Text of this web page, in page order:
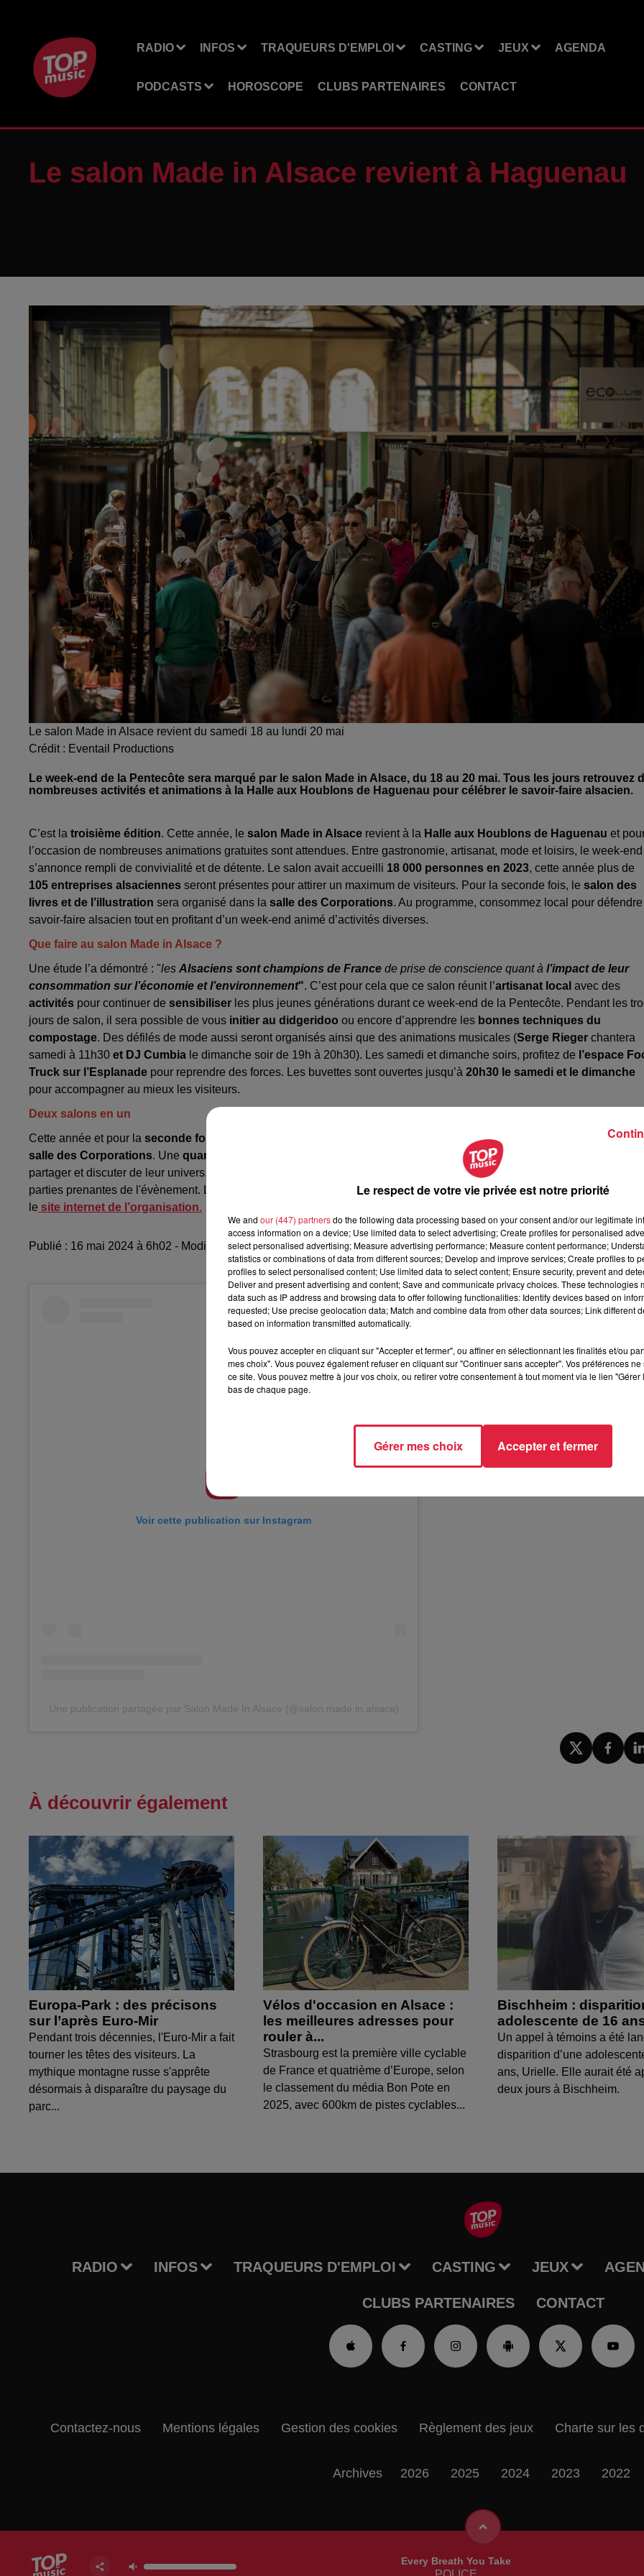
RADIO INFOS TRAQUEURS D'EMPLOI CASTING JEUX AGENDA
PODCASTS HOROSCOPE CLUBS PARTENAIRES CONTACT
Le salon Made in Alsace revient à Haguenau
Le salon Made in Alsace revient du samedi 18 au lundi 20 mai
Crédit : Eventail Productions
Le week-end de la Pentecôte sera marqué par le salon Made in Alsace, du 18 au 20 mai. Tous les jours retrouvez
nombreuses activités et animations à la Halle aux Houblons de Haguenau pour célébrer le savoir-faire alsacien.
C’est la troisième édition. Cette année, le salon Made in Alsace revient à la Halle aux Houblons de Haguenau et
l’occasion de nombreuses animations gratuites sont attendues. Entre gastronomie, artisanat, mode et loisirs, le week-end
s’annonce rempli de convivialité et de détente. Le salon avait accueilli 18 000 personnes en 2023, cette année plus de
105 entreprises alsaciennes seront présentes pour attirer un maximum de visiteurs. Pour la seconde fois, le salon des
livres et de l’illustration sera organisé dans la salle des Corporations. Au programme, consommez local pour
savoir-faire alsacien tout en profitant d’un week-end animé d’activités diverses.
Que faire au salon Made in Alsace ?
Une étude l’a démontré : "les Alsaciens sont champions de France de prise de conscience quant à l’impact de leur
consommation sur l’économie et l’environnement". C’est pour cela que ce salon réunit l’artisanat local avec des
activités pour continuer de sensibiliser les plus jeunes générations durant ce week-end de la Pentecôte. Pendant les
jours de salon, il sera possible de vous initier au didgeridoo ou encore d’apprendre les bonnes techniques du
compostage. Des défilés de mode aussi seront organisés ainsi que des animations musicales (Serge Rieger chantera
samedi à 11h30 et DJ Cumbia le dimanche soir de 19h à 20h30). Les samedi et dimanche soirs, profitez de l’espace
Truck sur l’Esplanade pour reprendre des forces. Les buvettes sont ouvertes jusqu’à 20h30 le samedi et le dimanche
pour accompagner au mieux les visiteurs.
Deux salons en un
Cette année et pour la seconde fois fait son retour
à Haguenau dans
salle des Corporations. Une quarantaine d’auteurs maisons d’édition
partager et discuter de leur univers. Les médiathèques, la librairie « La Marge » ou encore les ateliers de reliure seront
parties prenantes de l'évènement. Les
pour les deux salons. Pour en savoir plus, rendez-vous sur
le site internet de l’organisation.
Publié : 16 mai 2024 à 6h02 - Modifié : 17 mai 2024 à 13h29 Jade Poncet
Voir cette publication sur Instagram
Une publication partagée par Salon Made In Alsace (@salon.made.in.alsace)
À découvrir également
Europa-Park : des précisons
sur l’après Euro-Mir
Pendant trois décennies, l'Euro-Mir a fait
tourner les têtes des visiteurs. La
mythique montagne russe s'apprête
désormais à disparaître du paysage du
parc...
Vélos d'occasion en Alsace :
les meilleures adresses pour
rouler à...
Strasbourg est la première ville cyclable
de France et quatrième d’Europe, selon
le classement du média Bon Pote en
2025, avec 600km de pistes cyclables...
Bischheim :
adolescente de 16
Un appel à témoins a été
disparition d’une
ans, Urielle. Elle aurait été
deux jours à Bischheim.
RADIO INFOS TRAQUEURS D'EMPLOI CASTING JEUX
CLUBS PARTENAIRES CONTACT
Every Breath You Take
Contactez-nous Mentions légales Gestion des cookies Règlement des jeux Charte sur les
Archives 2026 2025 2024 2023 2022
Le respect de votre vie privée est notre priorité
We and our (447) partnersdo the following data processing based on your consent and/or our legitimate
access information on a device; Use limited data to select advertising; Create profiles for personalised
select personalised advertising; Measure advertising performance; Measure content performance;
statistics or combinations of data from different sources; Develop and improve services; Create profiles to
profiles to select personalised content; Use limited data to select content; Ensure security, prevent and
Deliver and present advertising and content; Save and communicate privacy choices. These technologies
data such as IP address and browsing data to offer following functionalities: Identify devices based on
requested; Use precise geolocation data; Match and combine data from other data sources; Link different
based on information transmitted automatically.
Vous pouvez accepter en cliquant sur "Accepter et fermer", ou affiner en sélectionnant les finalités et/ou
mes choix". Vous pouvez également refuser en cliquant sur "Continuer sans accepter". Vos préférences
ce site. Vous pouvez mettre à jour vos choix, ou retirer votre consentement à tout moment via le lien
bas de chaque page.
Gérer mes choix Accepter et fermer